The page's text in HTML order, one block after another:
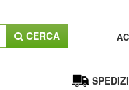
CERCA